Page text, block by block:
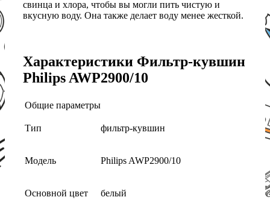
свинца и хлора, чтобы вы могли пить чистую и
вкусную воду. Она также делает воду менее жесткой.
Характеристики Фильтр-кувшин
Philips AWP2900/10
Общие параметры
Тип фильтр-кувшин
Модель Philips AWP2900/10
Основной цвет белый